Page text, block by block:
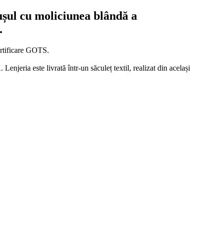
cu moliciunea blândă a
GOTS.
este livrată într-un săculeț textil, realizat din același